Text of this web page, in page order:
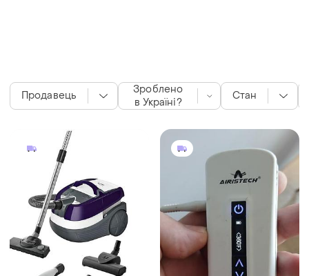
Продавець
Зроблено
в Україні?
Стан